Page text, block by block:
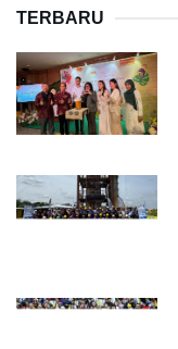
TERBARU